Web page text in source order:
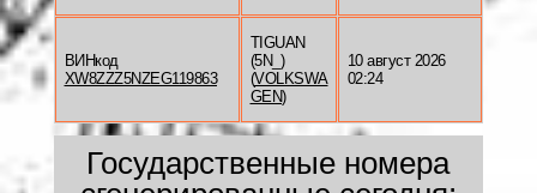
ВИНкод
XW8ZZZ5NZEG119863
TIGUAN
(5N_)
(VOLKSWA
GEN)
10 август 2026
02:24
Государственные номера